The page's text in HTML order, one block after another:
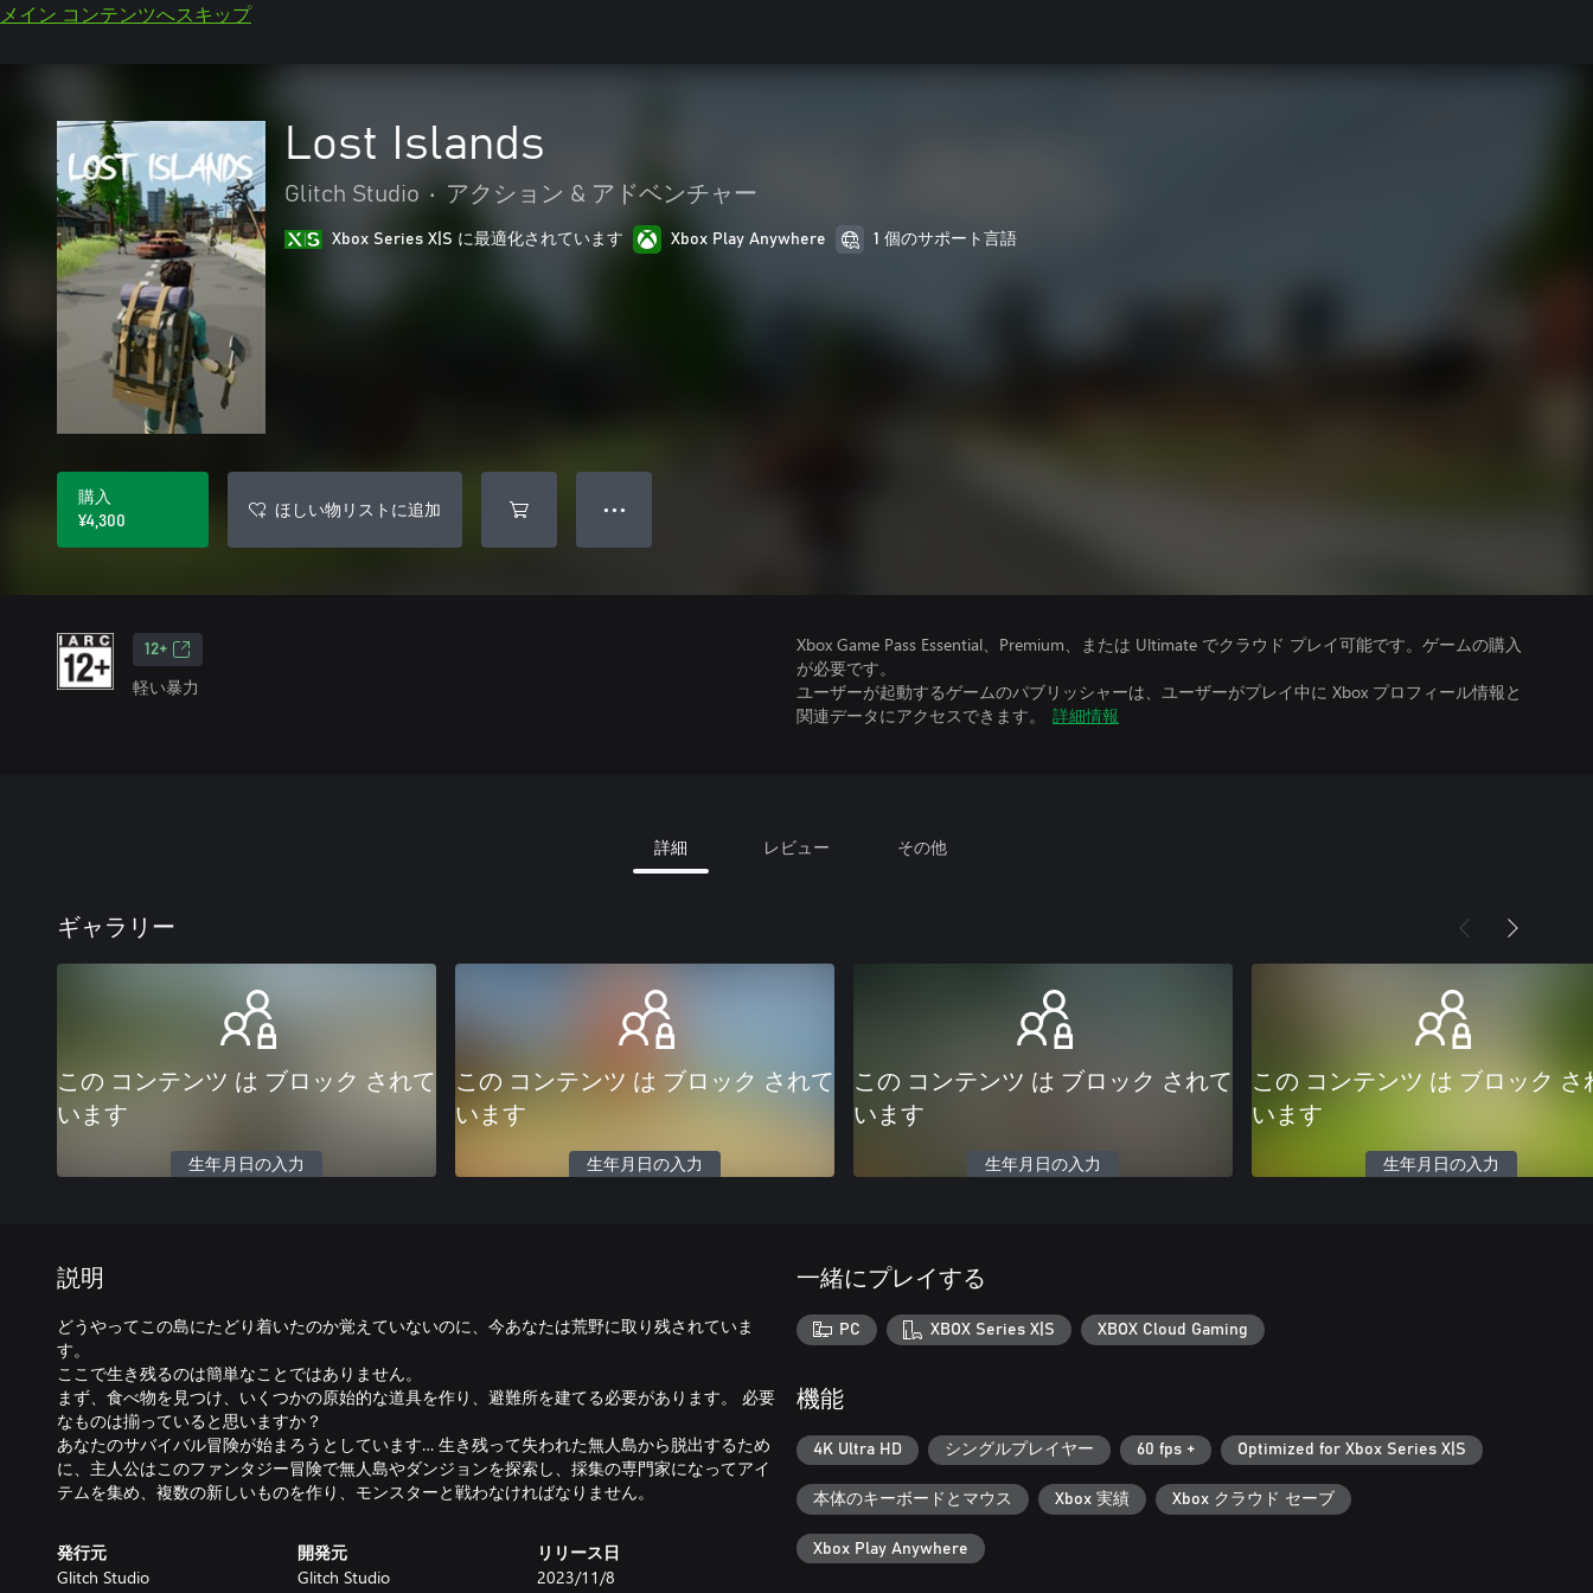
メイン コンテンツへスキップ
Lost Islands
Glitch Studio • アクション & アドベンチャー
Xbox Series X|S に最適化されています Xbox Play Anywhere 1 個のサポート言語
購入
¥4,300
ほしい物リストに追加 ● ● ●
12+
軽い暴力
Xbox Game Pass Essential、Premium、または Ultimate でクラウド プレイ可能です。ゲームの購入
が必要です。
ユーザーが起動するゲームのパブリッシャーは、ユーザーがプレイ中に Xbox プロフィール情報と
関連データにアクセスできます。
詳細情報
詳細 レビュー その他
ギャラリー
この コンテンツ は ブロック されて
います
生年月日の入力
この コンテンツ は ブロック されて
います
生年月日の入力
この コンテンツ は ブロック されて
います
生年月日の入力
この コンテンツ は ブロック さ
います
生年月日の入力
説明
どうやってこの島にたどり着いたのか覚えていないのに、今あなたは荒野に取り残されていま
す。
ここで生き残るのは簡単なことではありません。
まず、食べ物を見つけ、いくつかの原始的な道具を作り、避難所を建てる必要があります。 必要
なものは揃っていると思いますか？
あなたのサバイバル冒険が始まろうとしています… 生き残って失われた無人島から脱出するため
に、主人公はこのファンタジー冒険で無人島やダンジョンを探索し、採集の専門家になってアイ
テムを集め、複数の新しいものを作り、モンスターと戦わなければなりません。
発行元
Glitch Studio
開発元
Glitch Studio
リリース日
2023/11/8
一緒にプレイする
PC XBOX Series X|S XBOX Cloud Gaming
機能
4K Ultra HD シングルプレイヤー 60 fps + Optimized for Xbox Series X|S
本体のキーボードとマウス Xbox 実績 Xbox クラウド セーブ
Xbox Play Anywhere